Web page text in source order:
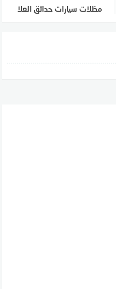
مظلات سيارات حدائق العلا